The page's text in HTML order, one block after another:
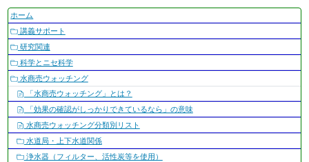
ナ
ビ
ゲ
ー
シ
ョ
ン
ホーム
講義サポート
研究関連
科学とニセ科学
水商売ウォッチング
「水商売ウォッチング」とは？
「効果の確認がしっかりできているなら」の意味
水商売ウォッチング分類別リスト
水道局・上下水道関係
浄水器（フィルター、活性炭等を使用）